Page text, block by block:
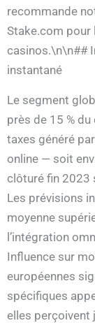
recommande
Stake.com pour
casinos.\n\n##
instantané
Le segment
près de 15 %
taxes généré
online — soit
clôturé fin 2023
Les prévisions
moyenne
l’intégration
Influence sur
européennes
spécifiques
elles perçoivent